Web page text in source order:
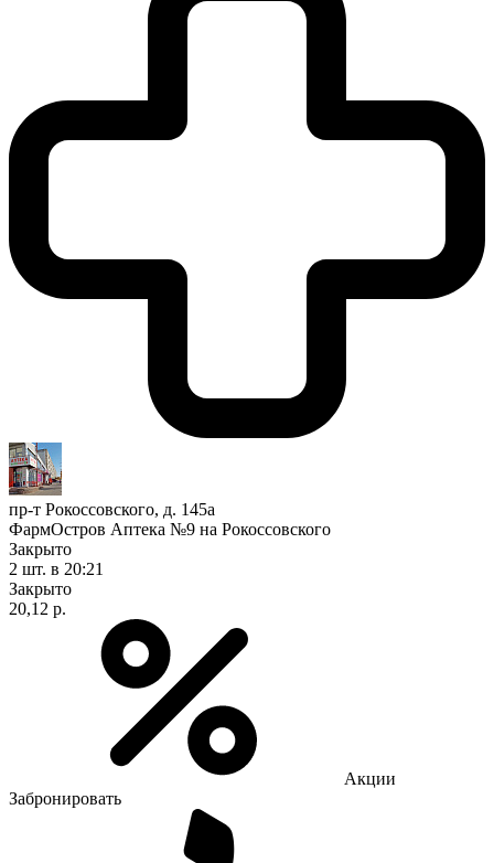
пр-т Рокоссовского, д. 145а
ФармОстров Аптека №9 на Рокоссовского
Закрыто
2 шт. в 20:21
Закрыто
20,12 р.
Акции
Забронировать